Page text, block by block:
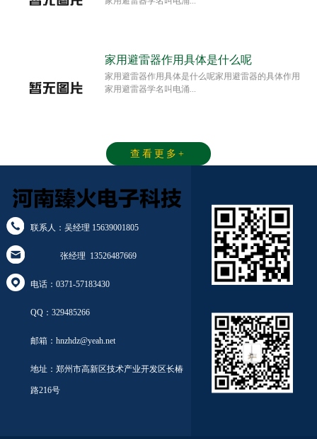
家用避雷器作用具体是什么呢
家用避雷器作用具体是什么呢家用避雷器的具体作用
家用避雷器学名叫电涌...
查看更多+
联系人：吴经理 15639001805
张经理 13526487669
电话：0371-57183430
QQ：329485266
邮箱：hnzhdz@yeah.net
地址：郑州市高新区技术产业开发区长椿
路216号